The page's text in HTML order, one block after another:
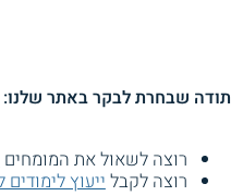
תודה שבחרת לבקר באתר שלנו:
רוצה לשאול את המומחים
רוצה לקבלייעוץ